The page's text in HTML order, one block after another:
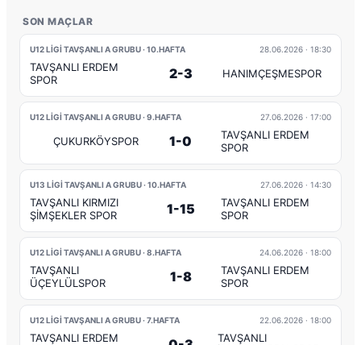
SON MAÇLAR
U12 LİGİ TAVŞANLI A GRUBU · 10.HAFTA 28.06.2026 · 18:30
TAVŞANLI ERDEM
SPOR
2-3 HANIMÇEŞMESPOR
U12 LİGİ TAVŞANLI A GRUBU · 9.HAFTA 27.06.2026 · 17:00
ÇUKURKÖYSPOR 1-0
TAVŞANLI ERDEM
SPOR
U13 LİGİ TAVŞANLI A GRUBU · 10.HAFTA 27.06.2026 · 14:30
TAVŞANLI KIRMIZI
ŞİMŞEKLER SPOR
1-15
TAVŞANLI ERDEM
SPOR
U12 LİGİ TAVŞANLI A GRUBU · 8.HAFTA 24.06.2026 · 18:00
TAVŞANLI
ÜÇEYLÜLSPOR
1-8
TAVŞANLI ERDEM
SPOR
U12 LİGİ TAVŞANLI A GRUBU · 7.HAFTA 22.06.2026 · 18:00
TAVŞANLI ERDEM
TAVŞANLI